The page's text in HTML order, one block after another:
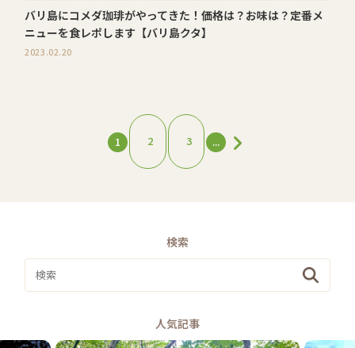
バリ島にコメダ珈琲がやってきた！価格は？お味は？定番メ
ニューを食レポします【バリ島クタ】
2023.02.20
1 2 3 ...
検索
人気記事